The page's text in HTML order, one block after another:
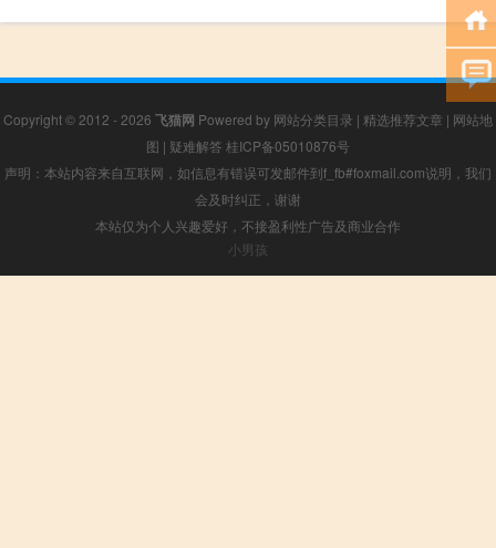
Copyright © 2012 - 2026 飞猫网 Powered by 网站分类目录 | 精选推荐文章 | 网站地
图 | 疑难解答 桂ICP备05010876号
声明：本站内容来自互联网，如信息有错误可发邮件到f_fb#foxmail.com说明，我们
会及时纠正，谢谢
本站仅为个人兴趣爱好，不接盈利性广告及商业合作
小男孩